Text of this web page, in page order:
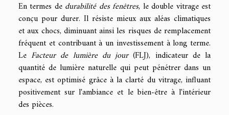
En termes de durabilité des fenêtres, le double vitrage est
conçu pour durer. Il résiste mieux aux aléas climatiques
et aux chocs, diminuant ainsi les risques de remplacement
fréquent et contribuant à un investissement à long terme.
LeFacteur de lumière du jour(FLJ), indicateur de la
quantité de lumière naturelle qui peut pénétrer dans un
espace, est optimisé grâce à la clarté du vitrage, influant
positivement sur l'ambiance et le bien-être à l'intérieur
des pièces.